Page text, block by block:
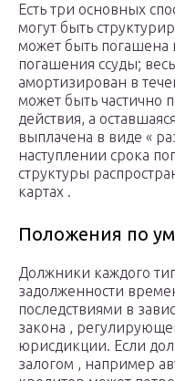
Есть три основных
могут быть
может быть погашена
погашения ссуды;
амортизирован в
может быть частично
действия, а
выплачена в виде «
наступлении срока
структуры
картах .
Положения по
Должники каждого
задолженности
последствиями в
закона ,
юрисдикции. Если
залогом , например